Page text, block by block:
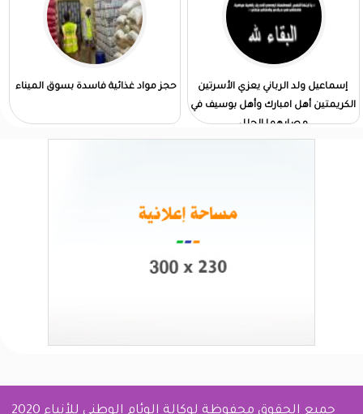
إسماعيل ولد الرباني يعزي الأسرتين
الكريمتين أهل امبارك وأهل بوسيف في
مصابهما الجلل
حجز مواد غذائية فاسدة بسوق الميناء